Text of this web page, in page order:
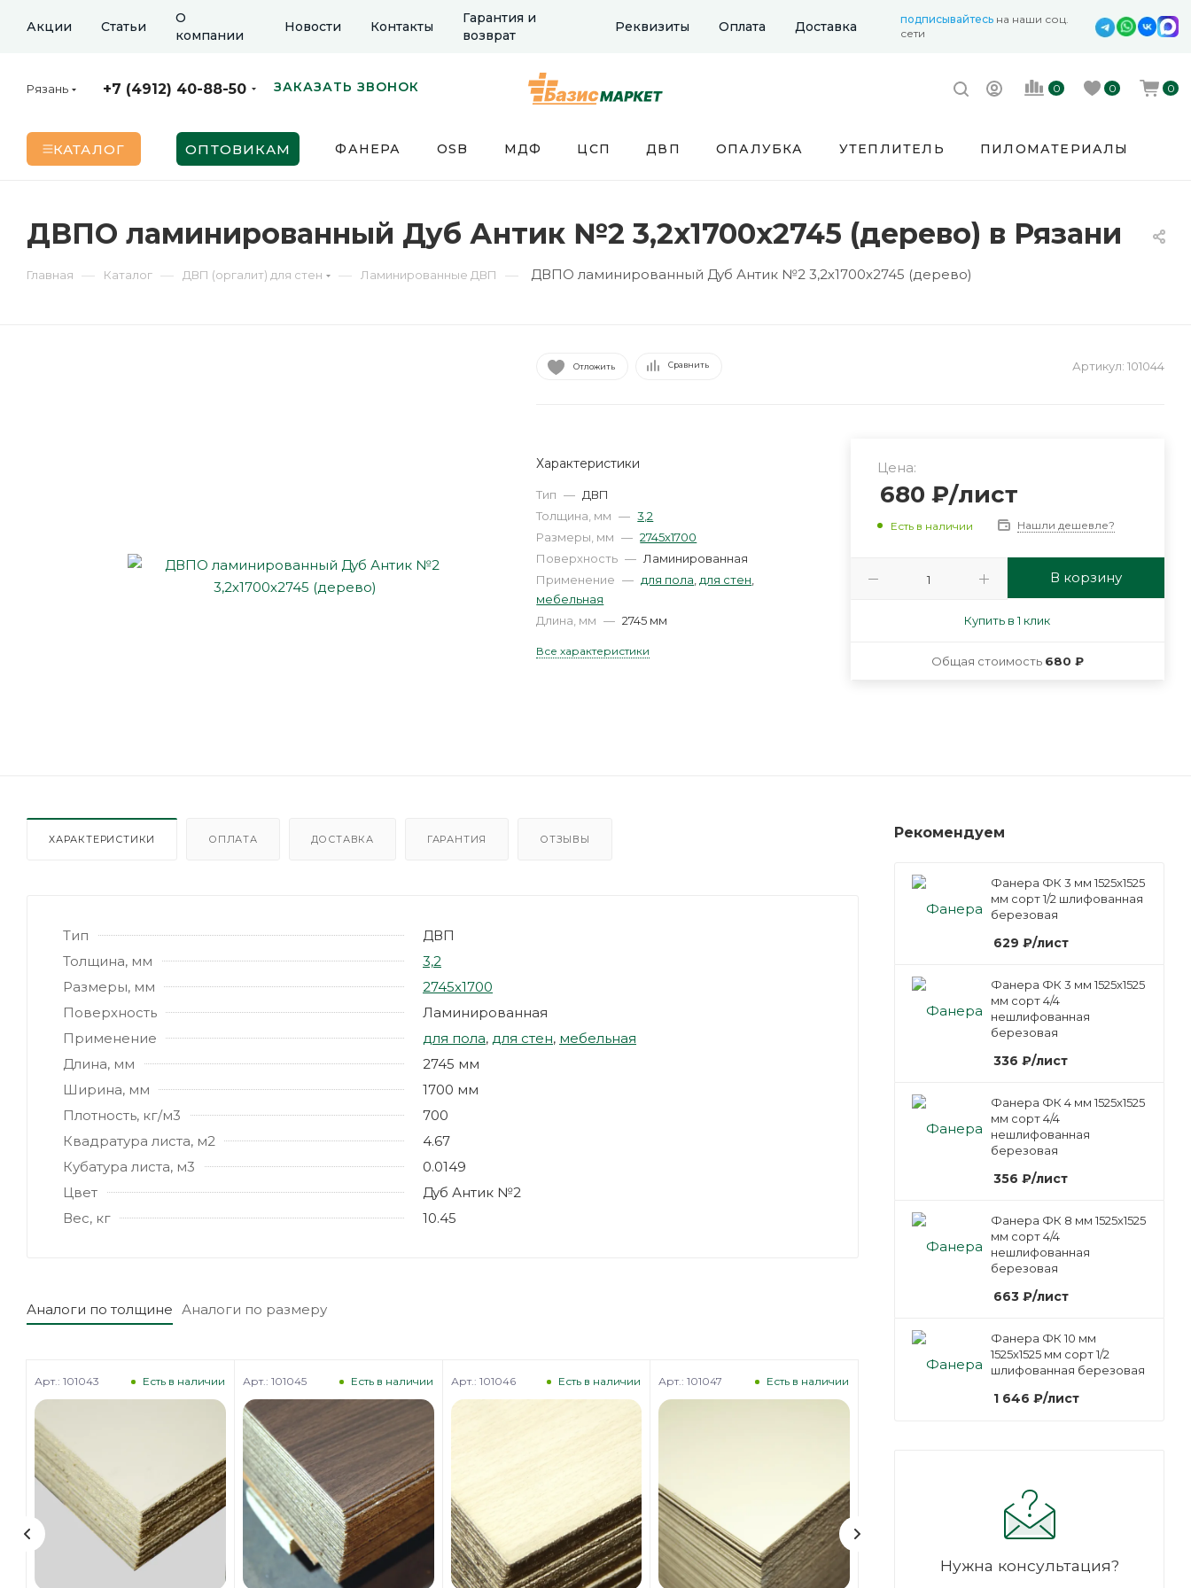
Акции Статьи
О
компании
Новости Контакты
Гарантия и
возврат
Реквизиты Оплата Доставка подписывайтесь на наши соц.
сети
Рязань +7 (4912) 40-88-50 ЗАКАЗАТЬ ЗВОНОК 0 0 0
КАТАЛОГ ОПТОВИКАМ ФАНЕРА OSB МДФ ЦСП ДВП ОПАЛУБКА УТЕПЛИТЕЛЬ ПИЛОМАТЕРИАЛЫ
ДВПО ламинированный Дуб Антик №2 3,2х1700х2745 (дерево) в Рязани
Главная — Каталог — ДВП (оргалит) для стен — Ламинированные ДВП — ДВПО ламинированный Дуб Антик №2 3,2х1700х2745 (дерево)
Отложить Сравнить Артикул: 101044
Характеристики
Тип — ДВП
Толщина, мм — 3,2
Размеры, мм — 2745х1700
Поверхность — Ламинированная
Применение — для пола для стен
мебельная
Длина, мм — 2745 мм
Все характеристики
Цена:
680 ₽/лист
Есть в наличии Нашли дешевле?
В корзину
Купить в 1 клик
Общая стоимость 680 ₽
ХАРАКТЕРИСТИКИ ОПЛАТА ДОСТАВКА ГАРАНТИЯ ОТЗЫВЫ
Тип
ДВП
Толщина, мм
3,2
Размеры, мм
2745х1700
Поверхность
Ламинированная
Применение
для пола, для стен, мебельная
Длина, мм
2745 мм
Ширина, мм
1700 мм
Плотность, кг/м3
700
Квадратура листа, м2
4.67
Кубатура листа, м3
0.0149
Цвет
Дуб Антик №2
Вес, кг
10.45
Аналоги по толщине Аналоги по размеру
Есть в наличии
Арт.: 101043 Есть в наличии
Арт.: 101045 Есть в наличии
Арт.: 101046 Есть в наличии
Арт.: 101047 Есть в наличии Арт.: 101049
Рекомендуем
Фанера ФК 3 мм 1525х1525
мм сорт 1/2 шлифованная
березовая
629 ₽/лист
Фанера ФК 3 мм 1525х1525
мм сорт 4/4
нешлифованная
березовая
336 ₽/лист
Фанера ФК 4 мм 1525х1525
мм сорт 4/4
нешлифованная
березовая
356 ₽/лист
Фанера ФК 8 мм 1525х1525
мм сорт 4/4
нешлифованная
березовая
663 ₽/лист
Фанера ФК 10 мм
1525х1525 мм сорт 1/2
шлифованная березовая
1 646 ₽/лист
Нужна консультация?